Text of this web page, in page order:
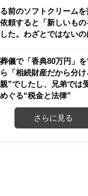
前のソフトクリーム
頼すると「新しいも
た。わざとではない
儀で「香典80万円」
ら「相続財産だから分
”でしたし、兄弟では
ぐる“税金と法律”
さらに見る